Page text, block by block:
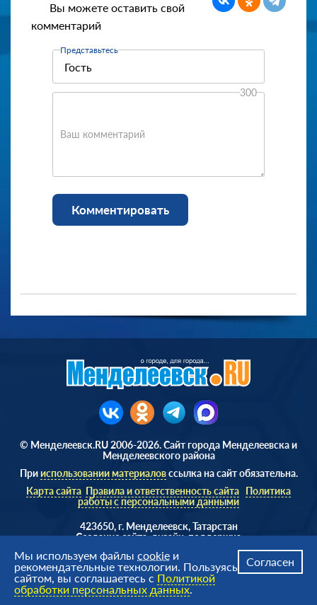
Вы можете оставить свой
комментарий
Представьтесь
Ваш комментарий
300
Комментировать
© Менделеевск.RU 2006-2026. Сайт города Менделеевска и
Менделеевского района
Прииспользовании материаловссылка на сайт обязательна.
Карта сайта Правила и ответственность сайта Политика
работы с персональными данными
423650, г. Менделеевск, Татарстан
Cоздание сайта, дизайн, поддержка
Мы используем файлы cookie и
рекомендательные технологии. Пользуясь
сайтом, вы соглашаетесь с Политикой
обработки персональных данных.
Согласен